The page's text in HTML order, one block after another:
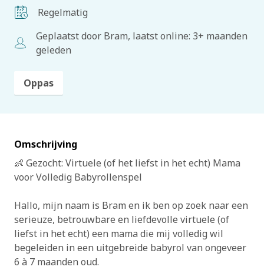
Regelmatig
Geplaatst door Bram, laatst online: 3+ maanden
geleden
Oppas
Omschrijving
👶 Gezocht: Virtuele (of het liefst in het echt) Mama
voor Volledig Babyrollenspel
Hallo, mijn naam is Bram en ik ben op zoek naar een
serieuze, betrouwbare en liefdevolle virtuele (of
liefst in het echt) een mama die mij volledig wil
begeleiden in een uitgebreide babyrol van ongeveer
6 à 7 maanden oud.